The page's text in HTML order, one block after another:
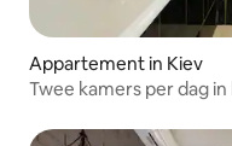
Appartement in Kiev
Twee kamers per dag